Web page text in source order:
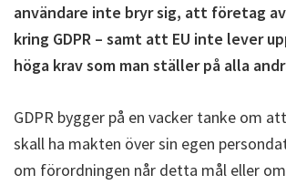
användare inte bryr sig, att företag
kring GDPR – samt att EU inte lever
höga krav som man ställer på alla
GDPR bygger på en vacker tanke om
skall ha makten över sin egen
om förordningen når detta mål eller